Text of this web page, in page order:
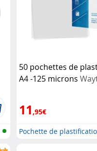
50 pochettes de
A4 -125 microns
11,95€
Pochette de